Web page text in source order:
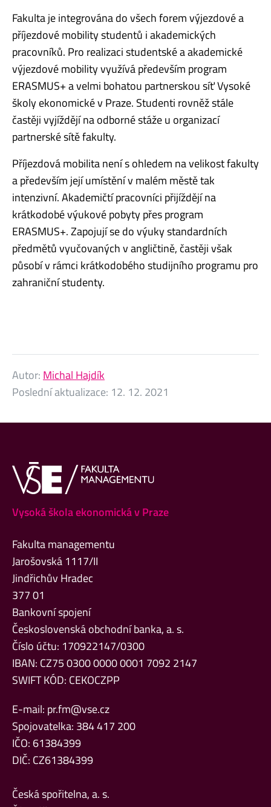
Fakulta je integrována do všech forem výjezdové a
příjezdové mobility studentů i akademických
pracovníků. Pro realizaci studentské a akademické
výjezdové mobility využívá především program
ERASMUS+ a velmi bohatou partnerskou síť Vysoké
školy ekonomické v Praze. Studenti rovněž stále
častěji vyjíždějí na odborné stáže u organizací
partnerské sítě fakulty.
Příjezdová mobilita není s ohledem na velikost fakulty
a především její umístění v malém městě tak
intenzivní. Akademičtí pracovníci přijíždějí na
krátkodobé výukové pobyty přes program
ERASMUS+. Zapojují se do výuky standardních
předmětů vyučovaných v angličtině, častěji však
působí v rámci krátkodobého studijního programu pro
zahraniční studenty.
Autor: Michal Hajdík
Poslední aktualizace: 12. 12. 2021
Vysoká škola ekonomická v Praze
Fakulta managementu
Jarošovská 1117/II
Jindřichův Hradec
377 01
Bankovní spojení
Československá obchodní banka, a. s.
Číslo účtu: 170922147/0300
IBAN: CZ75 0300 0000 0001 7092 2147
SWIFT KÓD: CEKOCZPP
E-mail: pr.fm@vse.cz
Spojovatelka: 384 417 200
IČO: 61384399
DIČ: CZ61384399
Česká spořitelna, a. s.